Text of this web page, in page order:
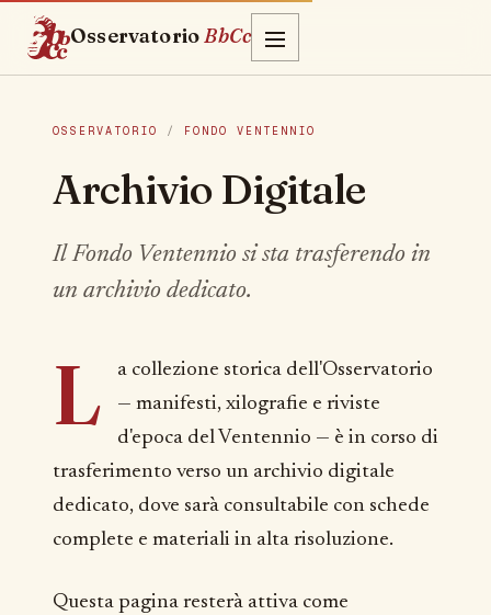
OsservatorioBbCc
OSSERVATORIO / FONDO VENTENNIO
Archivio Digitale
Il Fondo Ventennio si sta trasferendo in
un archivio dedicato.
L
a collezione storica dell'Osservatorio
— manifesti, xilografie e riviste
d'epoca del Ventennio — è in corso di
trasferimento verso un archivio digitale
dedicato, dove sarà consultabile con schede
complete e materiali in alta risoluzione.
Questa pagina resterà attiva come